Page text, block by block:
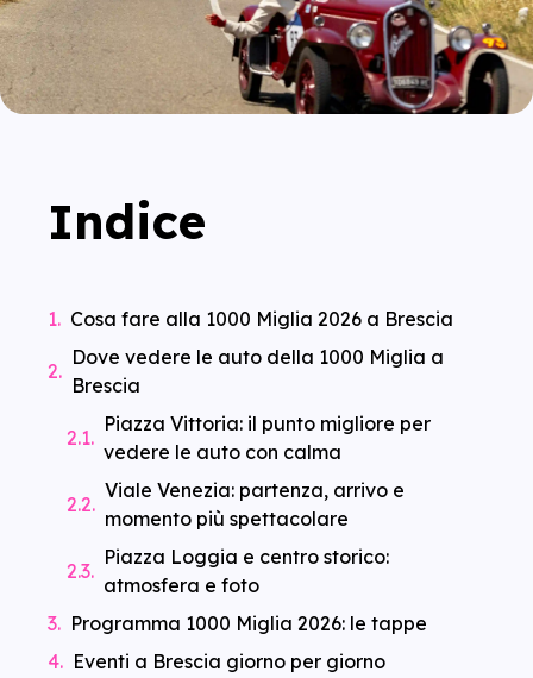
Indice
Cosa fare alla 1000 Miglia 2026 a Brescia
Dove vedere le auto della 1000 Miglia a
Brescia
Piazza Vittoria: il punto migliore per
vedere le auto con calma
Viale Venezia: partenza, arrivo e
momento più spettacolare
Piazza Loggia e centro storico:
atmosfera e foto
Programma 1000 Miglia 2026: le tappe
Eventi a Brescia giorno per giorno